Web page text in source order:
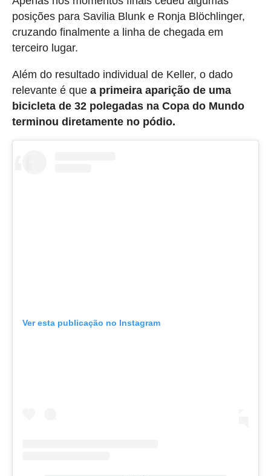
posições para Savilia Blunk e Ronja Blöchlinger,
cruzando finalmente a linha de chegada em
terceiro lugar.
Além do resultado individual de Keller, o dado
relevante é que a primeira aparição de uma
bicicleta de 32 polegadas na Copa do Mundo
terminou diretamente no pódio.
Ver esta publicação no Instagram